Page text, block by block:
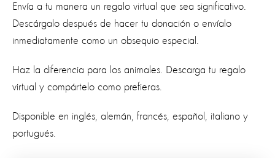
Envía a tu manera un regalo virtual que sea significativo.
Descárgalo después de hacer tu donación o envíalo
inmediatamente como un obsequio especial.
Haz la diferencia para los animales. Descarga tu regalo
virtual y compártelo como prefieras.
Disponible en inglés, alemán, francés, español, italiano y
portugués.